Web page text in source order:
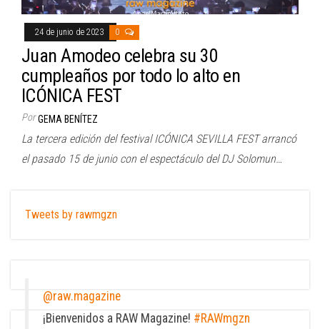
24 de junio de 2023 0
Juan Amodeo celebra su 30
cumpleaños por todo lo alto en
ICÓNICA FEST
Por GEMA BENÍTEZ
La tercera edición del festival ICÓNICA SEVILLA FEST arrancó
el pasado 15 de junio con el espectáculo del DJ Solomun…
Tweets by rawmgzn
@raw.magazine
¡Bienvenidos a RAW Magazine! #RAWmgzn